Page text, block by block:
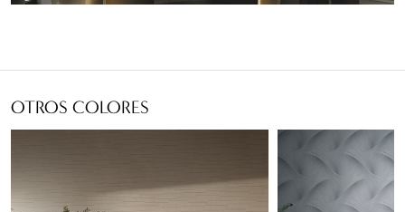
OTROS COLORES